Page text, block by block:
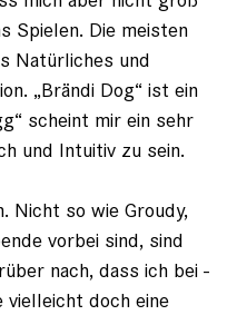
Spielen. Die meisten
Natürliches und
„Brändi Dog“ ist ein
scheint mir ein sehr
und Intuitiv zu sein.
Nicht so wie Groudy,
vorbei sind, sind
nach, dass ich bei
vielleicht doch eine